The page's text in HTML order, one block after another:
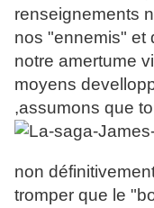
renseignements
nos "ennemis" et
notre amertume
moyens
,assumons que
non
tromper que le